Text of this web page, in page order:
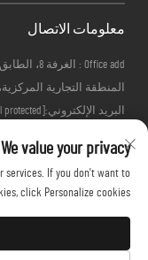
معلومات الاتصال
المنطقة التجارية
البريد الإلكتروني:
We value your privacy
services. If you don't want to
click Personalize cookies.